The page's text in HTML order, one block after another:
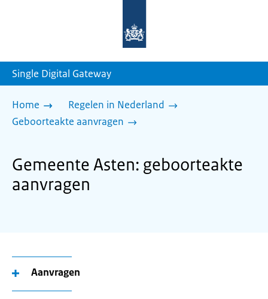
homepage
Single Digital Gateway
Home
Regelen in Nederland
Geboorteakte aanvragen
Gemeente Asten: geboorteakte
aanvragen
Aanvragen